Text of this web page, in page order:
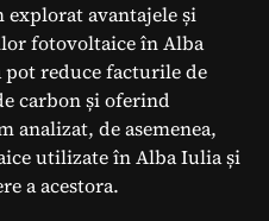
explorat avantajele și
fotovoltaice în Alba
pot reduce facturile de
carbon și oferind
analizat, de asemenea,
utilizate în Alba Iulia și
a acestora.